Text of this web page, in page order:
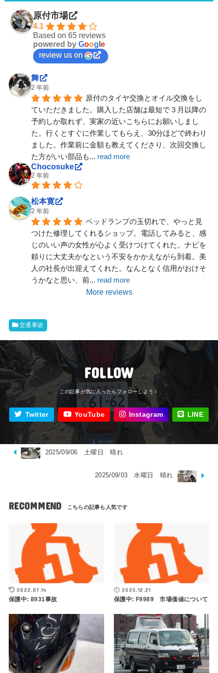
原付市場
4.1
Based on 65 reviews
powered by Goog e
review us on
舞
2 年前
原付のタイヤ交換とオイル交換をし
ていただきました。購入した店舗は最短で３月以降の
予約しか取れず、実家の近いこちらにお願いしまし
た。行くとすぐに作業してもらえ、30分ほどで終わり
ました。作業前に金額も教えてくださり、次回交換し
た方がいい部品も... read more
Chocosuke
2 年前
松本寛
2 年前
ベッドランプの玉切れで、やっと見
つけた修理してくれるショップ。電話してみると、感
じのいい声の女性が心よく受けつけてくれた。ナビを
頼りに大丈夫かなという不安をかかえながら到着。美
人の社長が出迎えてくれた。なんとなく信用がおけそ
うかなと思い、前... read more
More reviews
交通事故
FOLLOW
Twitter YouTube Instagram LINE
2025/09/06 土曜日 晴れ
2025/09/03 水曜日 晴れ
RECOMMEND
2022.07.14
保護中: 8931事故
2025.12.21
保護中: F9989 市場価値について